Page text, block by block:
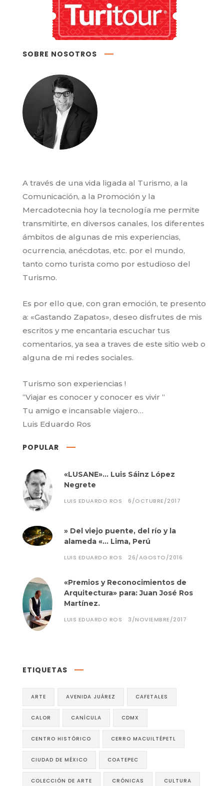
SOBRE NOSOTROS
A través de una vida ligada al Turismo, a la
Comunicación, a la Promoción y la
Mercadotecnia hoy la tecnología me permite
transmitirte, en diversos canales, los diferentes
ámbitos de algunas de mis experiencias,
ocurrencia, anécdotas, etc. por el mundo,
tanto como turista como por estudioso del
Turismo.
Es por ello que, con gran emoción, te presento
a: «Gastando Zapatos», deseo disfrutes de mis
escritos y me encantaria escuchar tus
comentarios, ya sea a traves de este sitio web o
alguna de mi redes sociales.
Turismo son experiencias !
“Viajar es conocer y conocer es vivir “
Tu amigo e incansable viajero…
Luis Eduardo Ros
POPULAR
«LUSANE»… Luis Sáinz López
Negrete
LUIS EDUARDO ROS 6/OCTUBRE/2017
» Del viejo puente, del río y la
alameda «… Lima, Perú
LUIS EDUARDO ROS 26/AGOSTO/2016
«Premios y Reconocimientos de
Arquitectura» para: Juan José Ros
Martínez.
LUIS EDUARDO ROS 3/NOVIEMBRE/2017
ETIQUETAS
ARTE AVENIDA JUÁREZ CAFETALES
CALOR CANÍCULA CDMX
CENTRO HISTÓRICO CERRO MACUILTÉPETL
CIUDAD DE MÉXICO COATEPEC
COLECCIÓN DE ARTE CRÓNICAS CULTURA